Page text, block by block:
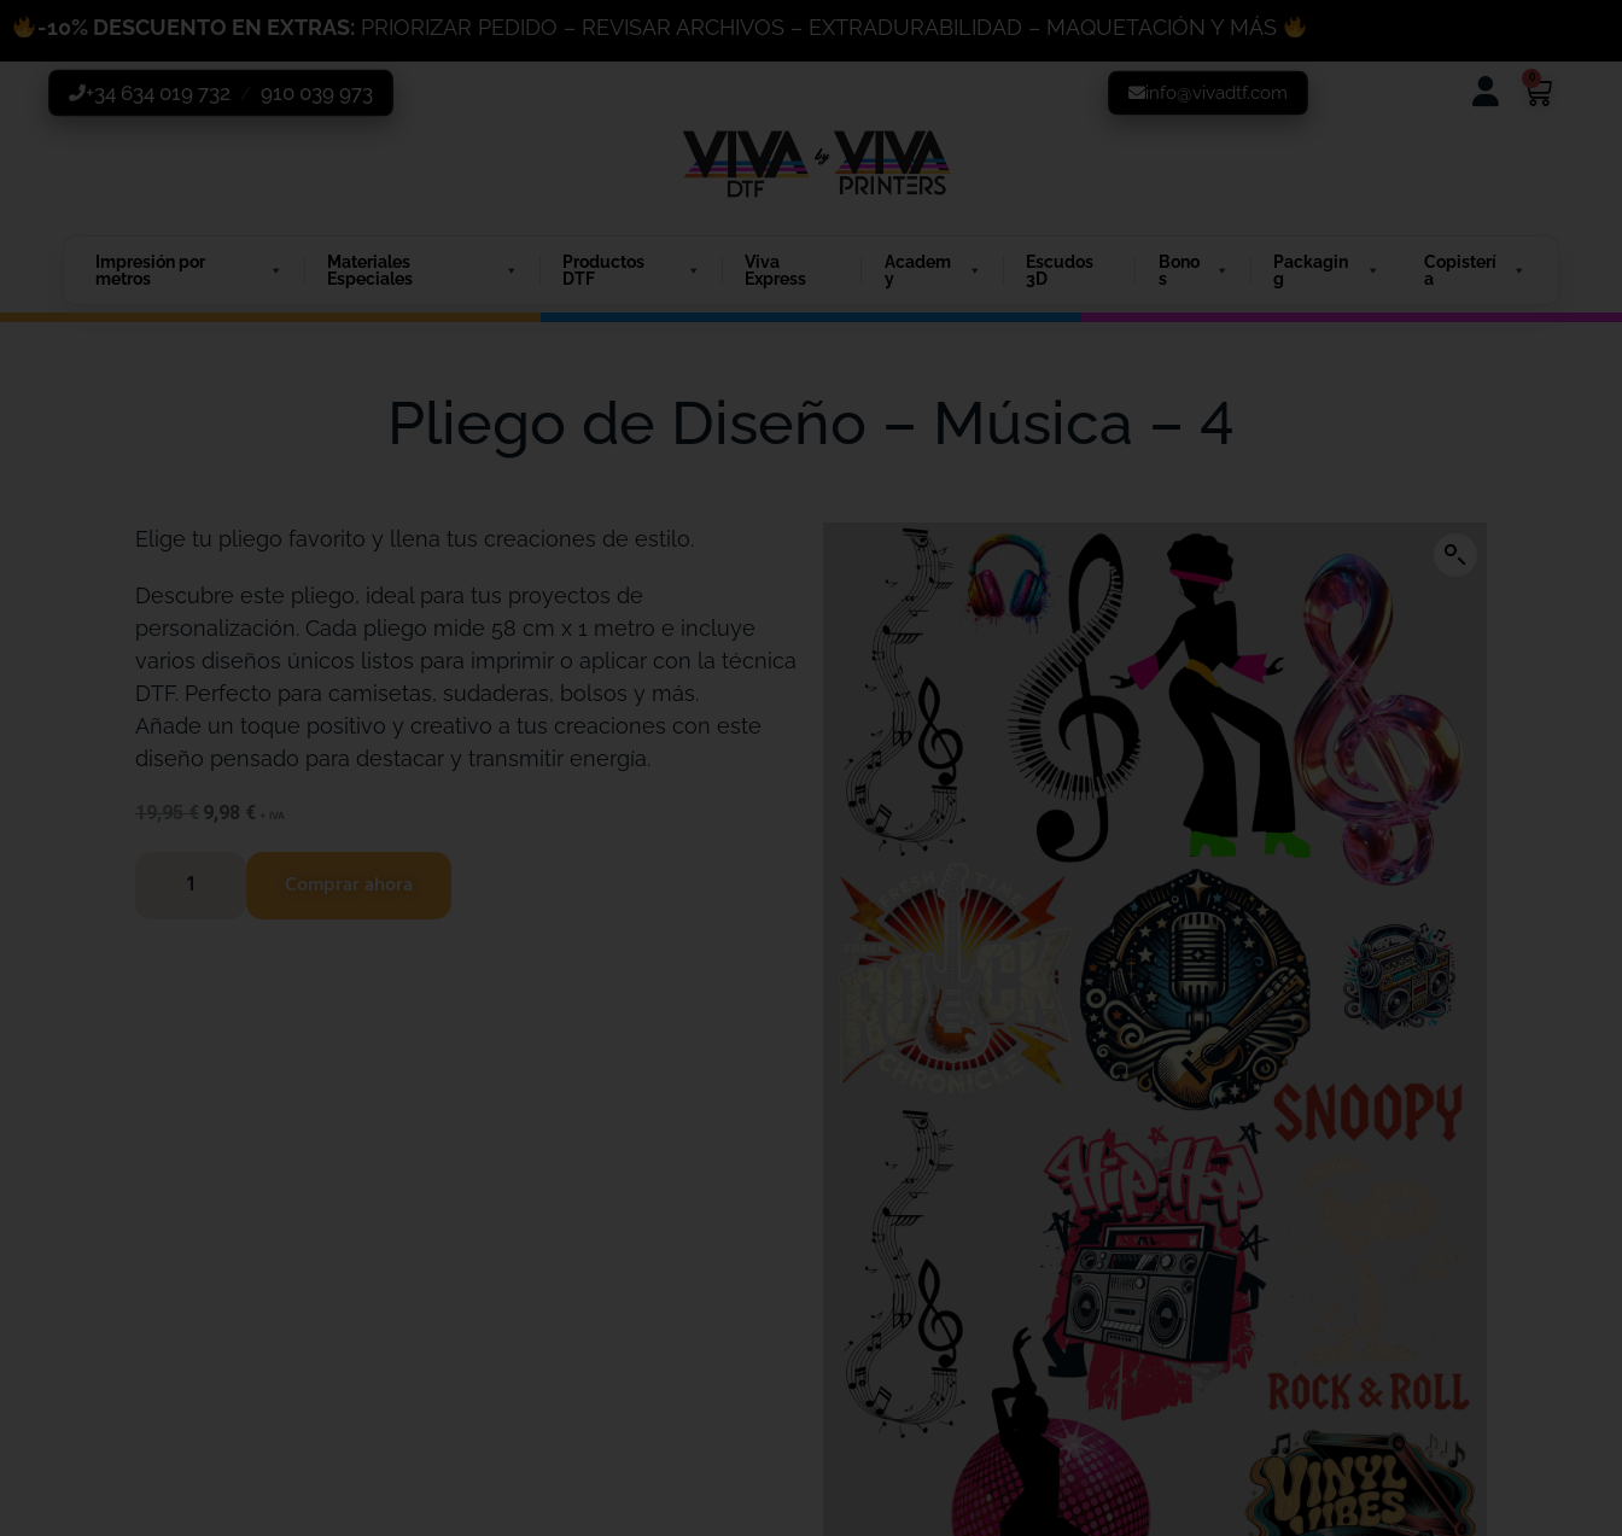
-10% DESCUENTO EN EXTRAS: PRIORIZAR PEDIDO – REVISAR ARCHIVOS – EXTRADURABILIDAD – MAQUETACIÓN Y MÁS
0
+34 634 019 732 910 039 973 info@vivadtf.com
Impresión por
metros
Materiales
Especiales
Productos
DTF
Viva
Express
Academ
y
Escudos
3D
Bono
s
Packagin
g
Copisterí
a
Pliego de Diseño – Música – 4
Elige tu pliego favorito y llena tus creaciones de estilo.
Descubre este pliego, ideal para tus proyectos de
personalización. Cada pliego mide 58 cm x 1 metro e incluye
varios diseños únicos listos para imprimir o aplicar con la técnica
DTF. Perfecto para camisetas, sudaderas, bolsos y más.
Añade un toque positivo y creativo a tus creaciones con este
diseño pensado para destacar y transmitir energía.
9,98 € + IVA
Comprar ahora